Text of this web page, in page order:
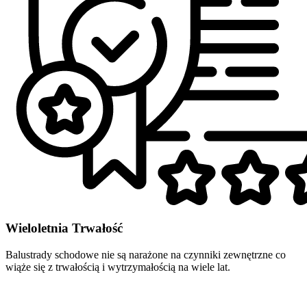
Wieloletnia Trwałość
Balustrady schodowe nie są narażone na czynniki zewnętrzne co
wiąże się z trwałością i wytrzymałością na wiele lat.